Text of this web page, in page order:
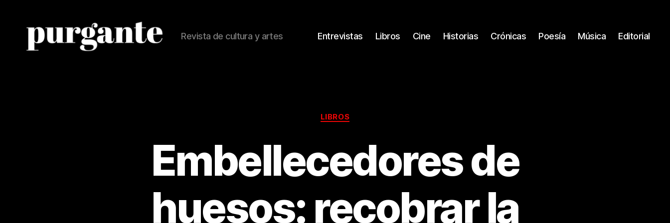
Revista de cultura y artes Entrevistas Libros Cine Historias Crónicas Poesía Música Editorial
Categorías
LIBROS
Embellecedores de
huesos: recobrar la